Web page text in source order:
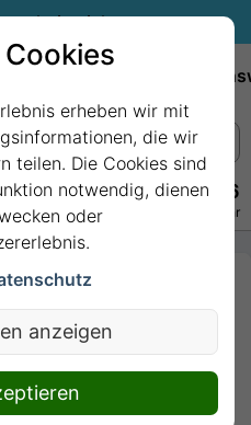
sichern.
+49 228 3875 7256
· Kostenlos · Täglich 08–22 Uhr
mit
erheben wir mit
die wir
teilen. Die Cookies sind
notwendig, dienen
oder
anzeigen